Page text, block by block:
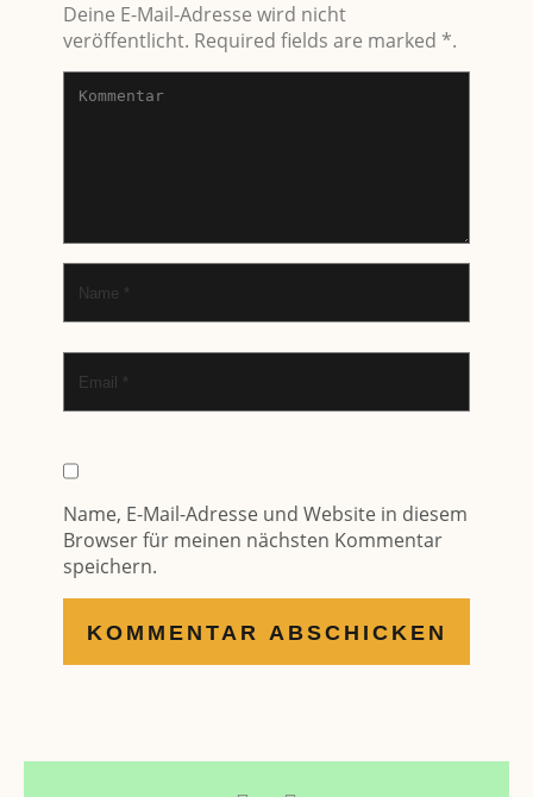
Deine E-Mail-Adresse wird nicht
veröffentlicht. Required fields are marked *.
Name, E-Mail-Adresse und Website in diesem
Browser für meinen nächsten Kommentar
speichern.